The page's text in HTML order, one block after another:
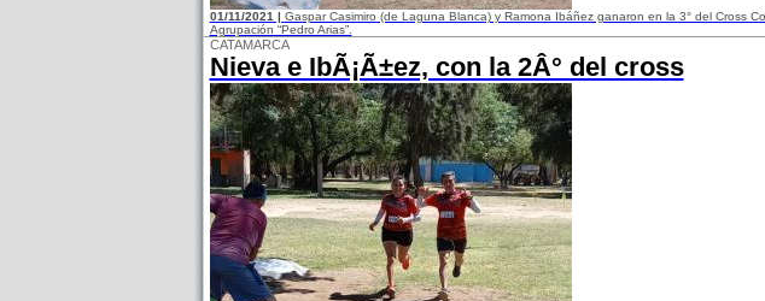
01/11/2021 | Gaspar Casimiro (de Laguna Blanca) y Ramona Ibáñez ganaron en la 3° del Cross
Agrupación “Pedro Arias”.
CATAMARCA
Nieva e IbÃ¡Ã±ez, con la 2Â° del cross